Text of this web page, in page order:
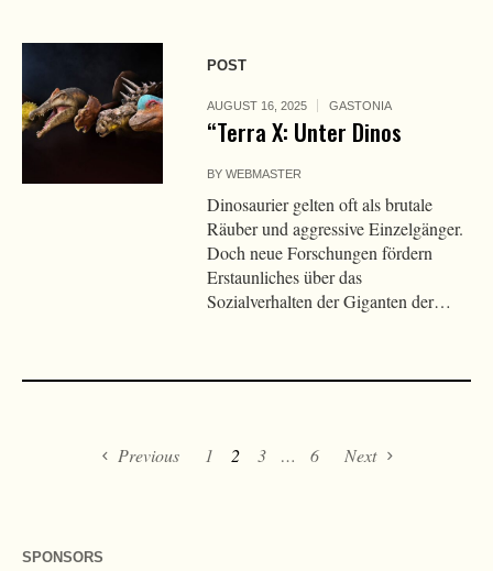
POST
AUGUST 16, 2025 GASTONIA
“Terra X: Unter Dinos
BYWEBMASTER
Dinosaurier gelten oft als brutale
Räuber und aggressive Einzelgänger.
Doch neue Forschungen fördern
Erstaunliches über das
Sozialverhalten der Giganten der…
Previous 1 2 3 … 6 Next
SPONSORS